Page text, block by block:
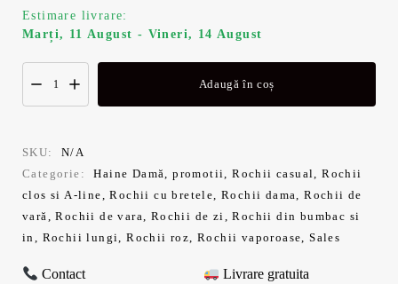
Estimare livrare:
Marți, 11 August - Vineri, 14 August
Adaugă în coș
SKU:
N/A
Categorie:
Haine Damă,promotii,Rochii casual,Rochii
clos si A-line,Rochii cu bretele,Rochii dama,Rochii de
vară,Rochii de vara, Rochii de zi,Rochii din bumbac si
in, Rochii lungi,Rochii roz,Rochii vaporoase,Sales
Contact
Livrare gratuita